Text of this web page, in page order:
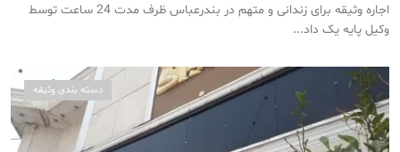
اجاره وثیقه برای زندانی و متهم در بندرعباس ظرف مدت 24 ساعت توسط
وکیل پایه یک داد...
دسته بندی وثیقه